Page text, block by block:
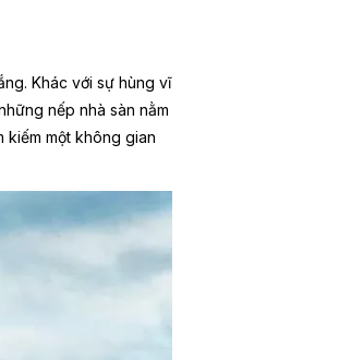
Khác với sự hùng vĩ
nếp nhà sàn nằm
một không gian